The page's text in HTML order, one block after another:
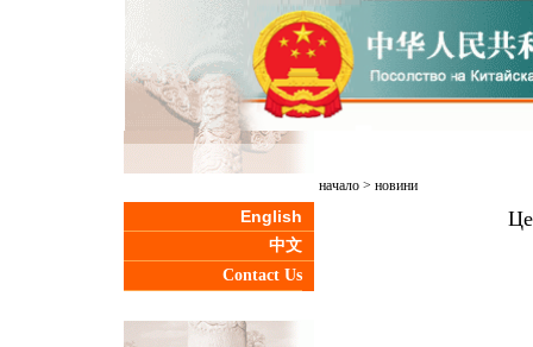
English
中文
Contact Us
начало> новини